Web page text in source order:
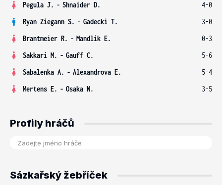
Pegula J. - Shnaider D.
4-0
Ryan Ziegann S. - Gadecki T.
3-0
Brantmeier R. - Mandlik E.
0-3
Sakkari M. - Gauff C.
5-6
Sabalenka A. - Alexandrova E.
5-4
Mertens E. - Osaka N. 3-5
Profily hráčů
Sázkařský žebříček